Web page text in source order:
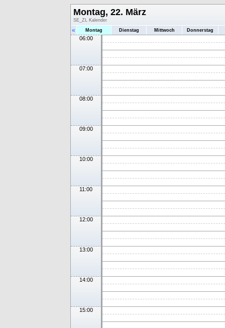
Montag, 22. März
SE_ZL Kalender
« Montag Dienstag Mittwoch Donnerstag
06:00
07:00
08:00
09:00
10:00
11:00
12:00
13:00
14:00
15:00